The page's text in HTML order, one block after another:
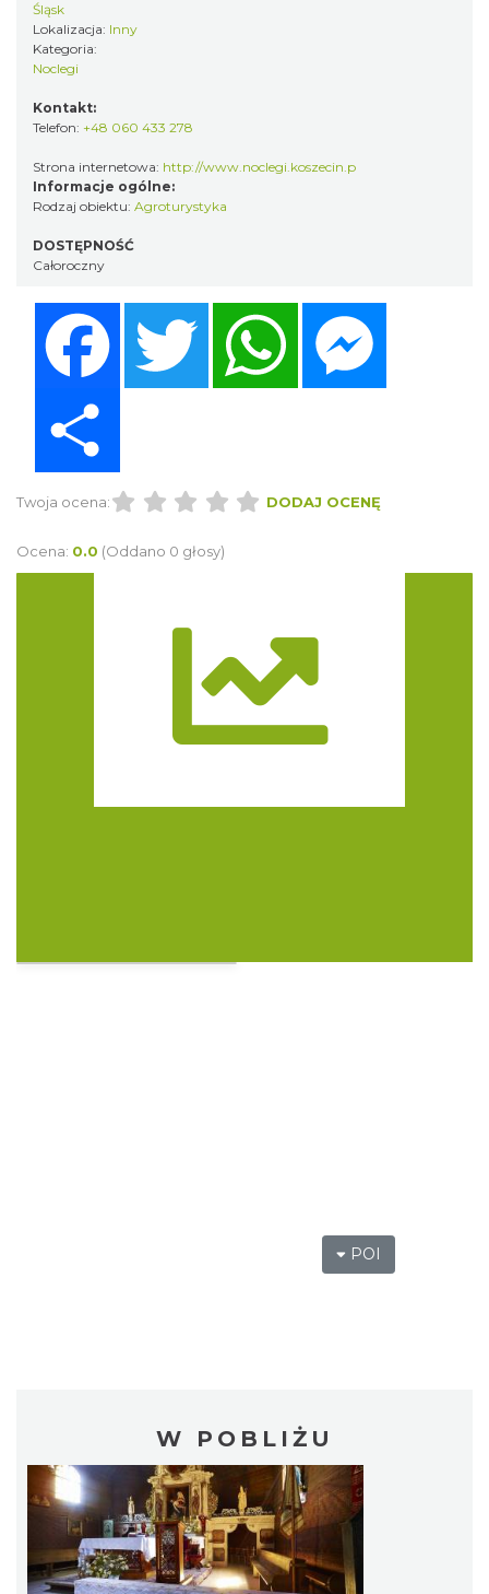
Śląsk
Lokalizacja: Inny
Kategoria:
Noclegi
Kontakt:
Telefon: +48 060 433 278
Strona internetowa: http://www.noclegi.koszecin.p
Informacje ogólne:
Rodzaj obiektu: Agroturystyka
DOSTĘPNOŚĆ
Całoroczny
Twitter WhatsApp
Twoja ocena: DODAJ OCENĘ
Ocena: 0.0 (Oddano 0 głosy)
POI
W POBLIŻU